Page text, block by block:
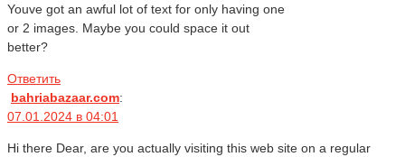
Youve got an awful lot of text for only having one
or 2 images. Maybe you could space it out
better?
Ответить
bahriabazaar.com:
07.01.2024 в 04:01
Hi there Dear, are you actually visiting this web site on a regular